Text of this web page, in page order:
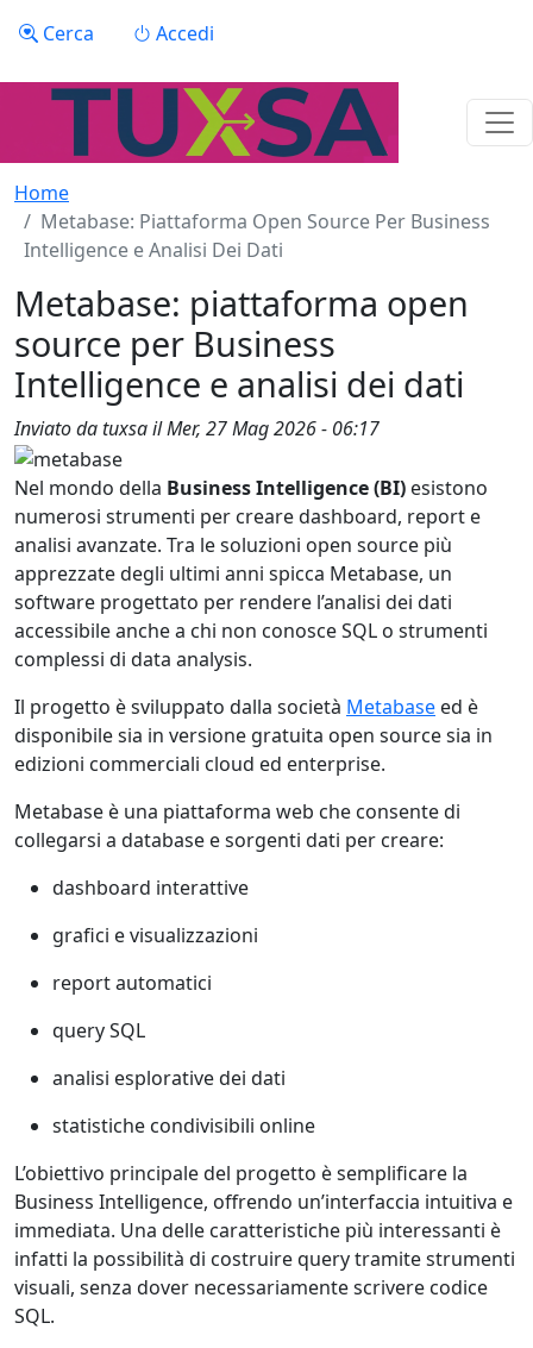
Menu profilo utente
Cerca Accedi
Home
Metabase: Piattaforma Open Source Per Business
Intelligence e Analisi Dei Dati
Metabase: piattaforma open
source per Business
Intelligence e analisi dei dati
Inviato datuxsailMer, 27 Mag 2026 - 06:17
Nel mondo della Business Intelligence (BI) esistono
numerosi strumenti per creare dashboard, report e
analisi avanzate. Tra le soluzioni open source più
apprezzate degli ultimi anni spicca Metabase, un
software progettato per rendere l’analisi dei dati
accessibile anche a chi non conosce SQL o strumenti
complessi di data analysis.
Il progetto è sviluppato dalla società Metabase ed è
disponibile sia in versione gratuita open source sia in
edizioni commerciali cloud ed enterprise.
Metabase è una piattaforma web che consente di
collegarsi a database e sorgenti dati per creare:
dashboard interattive
grafici e visualizzazioni
report automatici
query SQL
analisi esplorative dei dati
statistiche condivisibili online
L’obiettivo principale del progetto è semplificare la
Business Intelligence, offrendo un’interfaccia intuitiva e
immediata. Una delle caratteristiche più interessanti è
infatti la possibilità di costruire query tramite strumenti
visuali, senza dover necessariamente scrivere codice
SQL.